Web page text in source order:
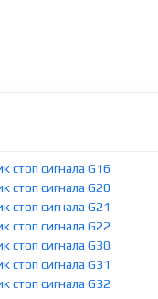
стоп сигнала G16
стоп сигнала G20
стоп сигнала G21
стоп сигнала G22
стоп сигнала G30
стоп сигнала G31
стоп сигнала G32